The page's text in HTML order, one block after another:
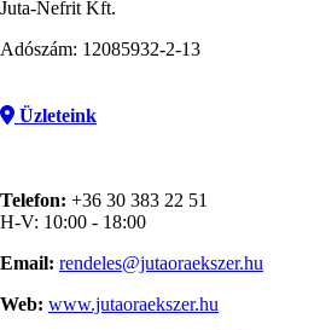
Juta-Nefrit Kft.
Adószám: 12085932-2-13
Üzleteink
Telefon: +36 30 383 22 51
H-V: 10:00 - 18:00
Email: rendeles@jutaoraekszer.hu
Web: www.jutaoraekszer.hu